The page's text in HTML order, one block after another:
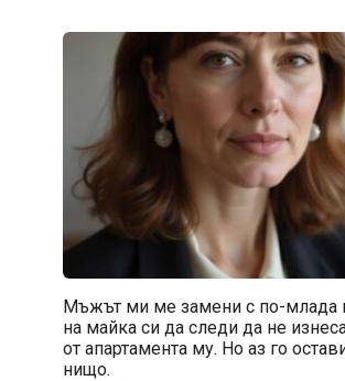
Мъжът ми ме замени с по-млада
на майка си да следи да не
от апартамента му. Но аз го
нищо.